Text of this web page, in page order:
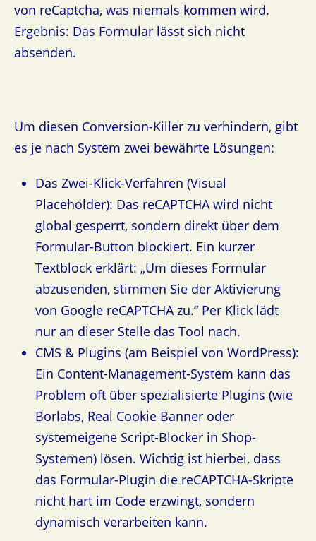
von reCaptcha, was niemals kommen wird.
Ergebnis: Das Formular lässt sich nicht
absenden.
Um diesen Conversion-Killer zu verhindern, gibt
es je nach System zwei bewährte Lösungen:
Das Zwei-Klick-Verfahren (Visual
Placeholder): Das reCAPTCHA wird nicht
global gesperrt, sondern direkt über dem
Formular-Button blockiert. Ein kurzer
Textblock erklärt: „Um dieses Formular
abzusenden, stimmen Sie der Aktivierung
von Google reCAPTCHA zu.“ Per Klick lädt
nur an dieser Stelle das Tool nach.
CMS & Plugins (am Beispiel von WordPress):
Ein Content-Management-System kann das
Problem oft über spezialisierte Plugins (wie
Borlabs, Real Cookie Banner oder
systemeigene Script-Blocker in Shop-
Systemen) lösen. Wichtig ist hierbei, dass
das Formular-Plugin die reCAPTCHA-Skripte
nicht hart im Code erzwingt, sondern
dynamisch verarbeiten kann.